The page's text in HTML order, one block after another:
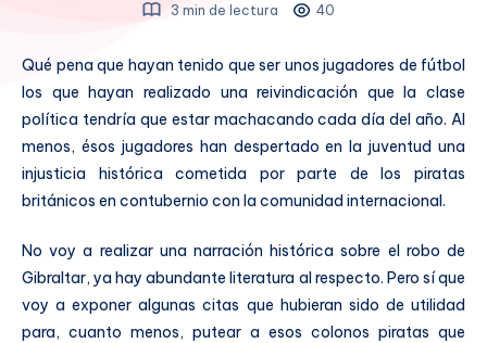
3 min de lectura
40
Qué pena que hayan tenido que ser unos jugadores de fútbol
los que hayan realizado una reivindicación que la clase
política tendría que estar machacando cada día del año. Al
menos, ésos jugadores han despertado en la juventud una
injusticia histórica cometida por parte de los piratas
británicos en contubernio con la comunidad internacional.
No voy a realizar una narración histórica sobre el robo de
Gibraltar, ya hay abundante literatura al respecto. Pero sí que
voy a exponer algunas citas que hubieran sido de utilidad
para, cuanto menos, putear a esos colonos piratas que